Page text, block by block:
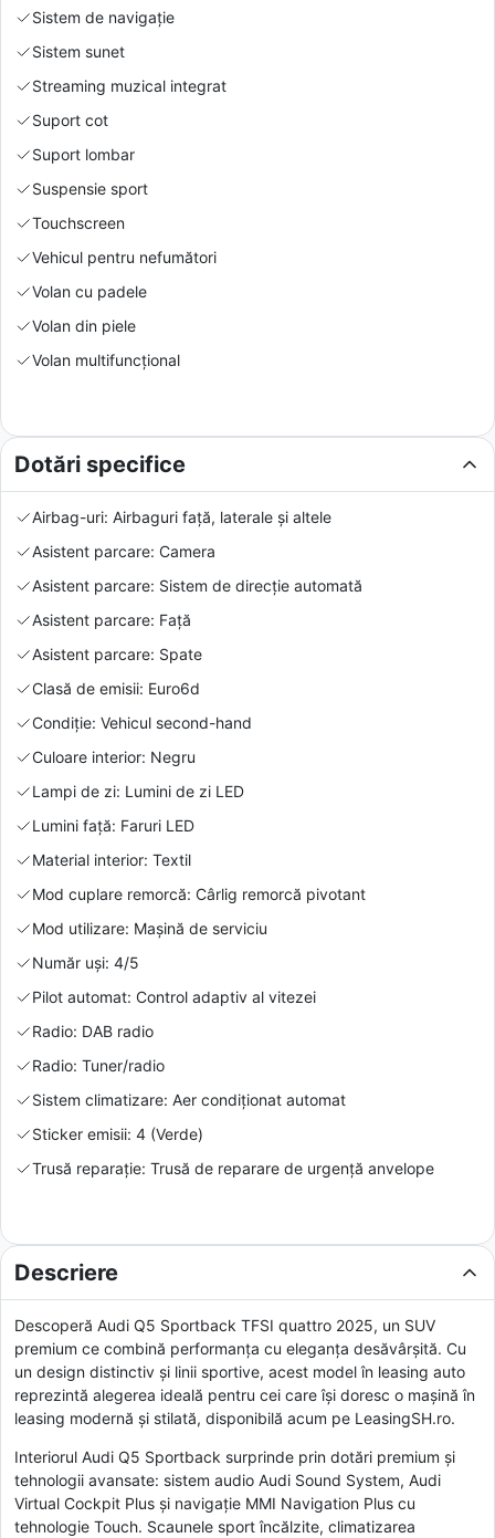
Sistem de navigație
Sistem sunet
Streaming muzical integrat
Suport cot
Suport lombar
Suspensie sport
Touchscreen
Vehicul pentru nefumători
Volan cu padele
Volan din piele
Volan multifuncțional
Dotări specifice
Airbag-uri: Airbaguri față, laterale și altele
Asistent parcare: Camera
Asistent parcare: Sistem de direcție automată
Asistent parcare: Față
Asistent parcare: Spate
Clasă de emisii: Euro6d
Condiție: Vehicul second-hand
Culoare interior: Negru
Lampi de zi: Lumini de zi LED
Lumini față: Faruri LED
Material interior: Textil
Mod cuplare remorcă: Cârlig remorcă pivotant
Mod utilizare: Mașină de serviciu
Număr uși: 4/5
Pilot automat: Control adaptiv al vitezei
Radio: DAB radio
Radio: Tuner/radio
Sistem climatizare: Aer condiționat automat
Sticker emisii: 4 (Verde)
Trusă reparație: Trusă de reparare de urgență anvelope
Descriere
Descoperă Audi Q5 Sportback TFSI quattro 2025, un SUV
premium ce combină performanța cu eleganța desăvârșită. Cu
un design distinctiv și linii sportive, acest model în leasing auto
reprezintă alegerea ideală pentru cei care își doresc o mașină în
leasing modernă și stilată, disponibilă acum pe LeasingSH.ro.
Interiorul Audi Q5 Sportback surprinde prin dotări premium și
tehnologii avansate: sistem audio Audi Sound System, Audi
Virtual Cockpit Plus și navigație MMI Navigation Plus cu
tehnologie Touch. Scaunele sport încălzite, climatizarea